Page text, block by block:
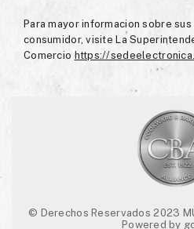
Para mayor informacion sobre
consumidor, visite La
Comercio https://
© Derechos Reservados 2023
Powered by